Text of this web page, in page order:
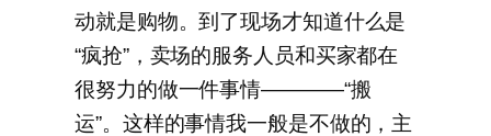
动就是购物。到了现场才知道什么是
“疯抢”，卖场的服务人员和买家都在
很努力的做一件事情————“搬
运”。这样的事情我一般是不做的，主